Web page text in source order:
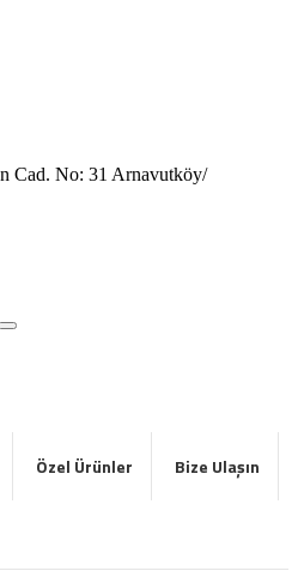
Cad. No: 31 Arnavutköy/
Özel Ürünler Bize Ulaşın